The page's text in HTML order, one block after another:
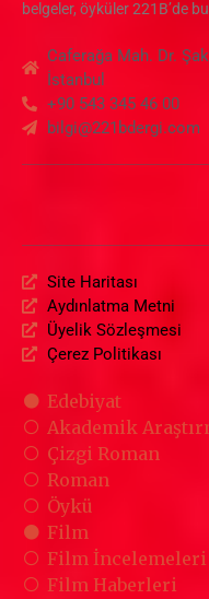
belgeler, öyküler 221B’de
Caferağa Mah. Dr.
İstanbul
+90 543 345 46 00
bilgi@221bdergi.com
Site Haritası
Aydınlatma Metni
Üyelik Sözleşmesi
Çerez Politikası
Edebiyat
Akademik
Çizgi Roman
Roman
Öykü
Film
Film İncelemeleri
Film Haberleri